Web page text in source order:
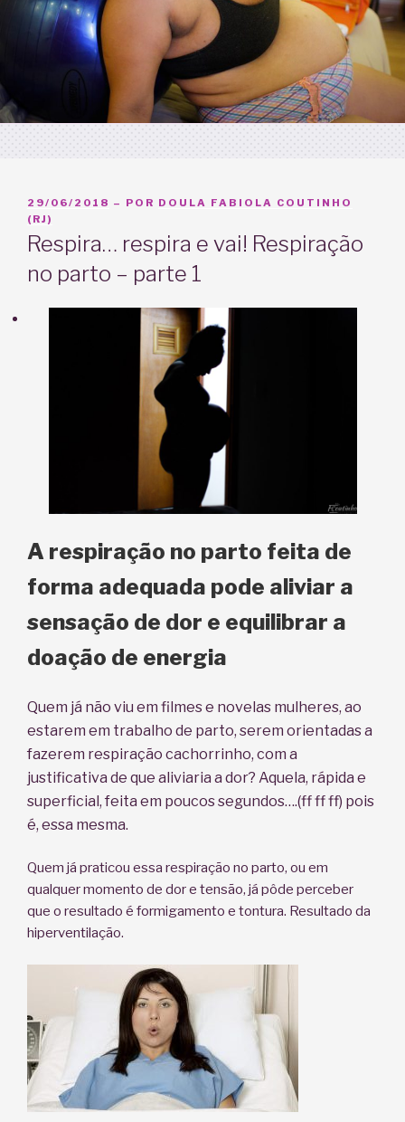
PUBLICADO
EM
29/06/2018 – POR DOULA FABIOLA COUTINHO
(RJ)
Respira… respira e vai! Respiração
no parto – parte 1
A respiração no parto feita de
forma adequada pode aliviar a
sensação de dor e equilibrar a
doação de energia
Quem já não viu em filmes e novelas mulheres, ao
estarem em trabalho de parto, serem orientadas a
fazerem respiração cachorrinho, com a
justificativa de que aliviaria a dor? Aquela, rápida e
superficial, feita em poucos segundos….(ff ff ff) pois
é, essa mesma.
Quem já praticou essa respiração no parto, ou em
qualquer momento de dor e tensão, já pôde perceber
que o resultado é formigamento e tontura. Resultado da
hiperventilação.